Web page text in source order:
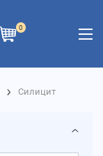
0
Силицит